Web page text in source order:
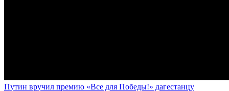
Путин вручил премию «Все для Победы!» дагестанцу